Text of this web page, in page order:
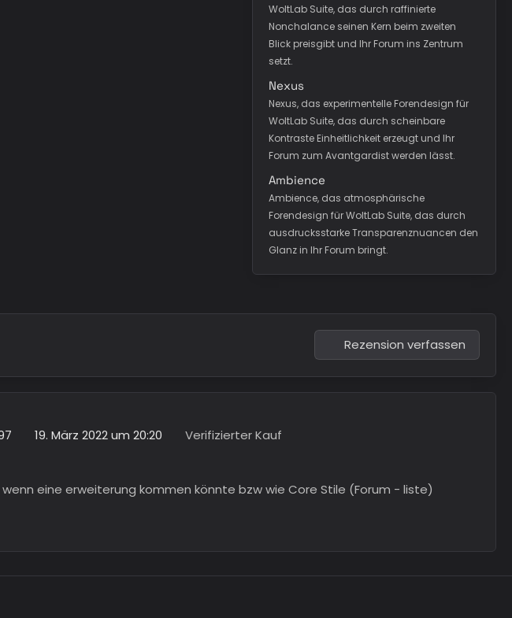
WoltLab Suite, das durch raffinierte
Nonchalance seinen Kern beim zweiten
Blick preisgibt und Ihr Forum ins Zentrum
setzt.
Nexus
Nexus, das experimentelle Forendesign für
WoltLab Suite, das durch scheinbare
Kontraste Einheitlichkeit erzeugt und Ihr
Forum zum Avantgardist werden lässt.
Ambience
Ambience, das atmosphärische
Forendesign für WoltLab Suite, das durch
ausdrucksstarke Transparenznuancen den
Glanz in Ihr Forum bringt.
Rezension verfassen
19. März 2022 um 20:20
Verifizierter Kauf
eine erweiterung kommen könnte bzw wie Core Stile (Forum - liste)